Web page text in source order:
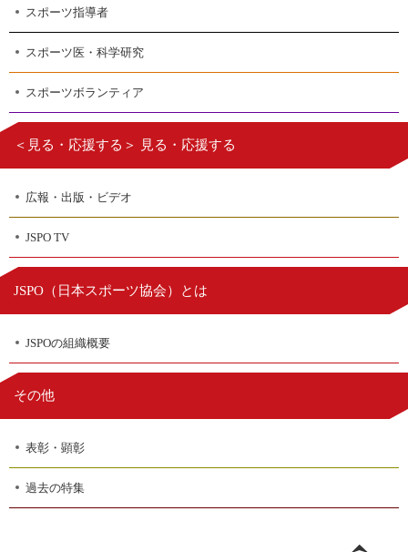
スポーツ指導者
スポーツ医・科学研究
スポーツボランティア
＜見る・応援する＞ 見る・応援する
広報・出版・ビデオ
JSPO TV
JSPO（ 日本スポーツ協会）とは
JSPOの組織概要
その他
表彰・顕彰
過去の特集